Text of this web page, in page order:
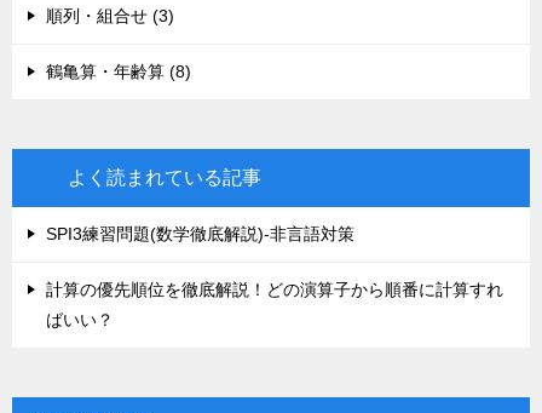
順列・組合せ (3)
鶴亀算・年齢算 (8)
よく読まれている記事
SPI3練習問題(数学徹底解説)-非言語対策
計算の優先順位を徹底解説！どの演算子から順番に計算すれ
ばいい？